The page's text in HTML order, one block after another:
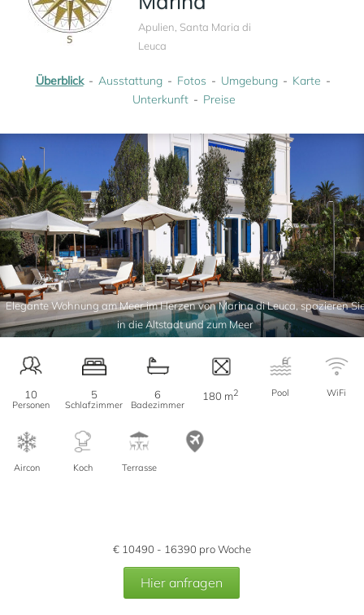
Apulien, Santa Maria di
Leuca
Überblick Ausstattung Fotos Umgebung
Karte
Unterkunft
Preise
Elegante Wohnung am Meer im Herzen von Marina di Leuca, spazieren
in die Altstadt und zum Meer
10
Personen
5
Schlafzimmer
6
Badezimmer
180 m2 Pool WiFi
Aircon Koch Terrasse
€ 10490 - 16390 pro Woche
Hier anfragen